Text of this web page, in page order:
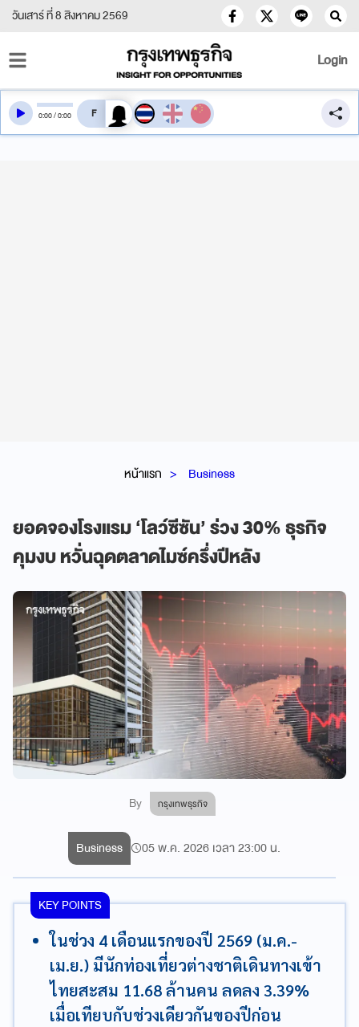
วันเสาร์ ที่ 8 สิงหาคม 2569
Login
หน้าแรก Business
ยอดจองโรงแรม ‘โลว์ซีซัน’ ร่วง 30% ธุรกิจ
คุมงบ หวั่นฉุดตลาดไมซ์ครึ่งปีหลัง
By กรุงเทพธุรกิจ
0:00/0:00 สลับเสียงอ่าน
Business 05 พ.ค. 2026 เวลา 23:00 น.
KEY POINTS
ในช่วง 4 เดือนแรกของปี 2569 (ม.ค.-
เม.ย.) มีนักท่องเที่ยวต่างชาติเดินทางเข้า
ไทยสะสม 11.68 ล้านคน ลดลง 3.39%
เมื่อเทียบกับช่วงเดียวกันของปีก่อน